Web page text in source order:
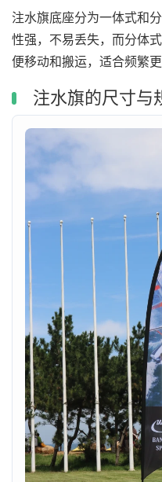
注水旗底座分为一体式和
性强，不易丢失，而分体
便移动和搬运，适合频繁
注水旗的尺寸与